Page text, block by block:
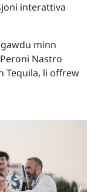
interattiva
minn
Nastro
Tequila, li offrew